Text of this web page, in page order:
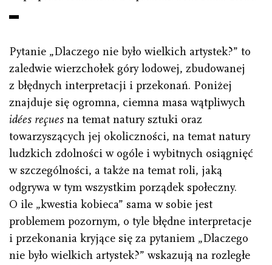
Pytanie „Dlaczego nie było wielkich artystek?” to
zaledwie wierzchołek góry lodowej, zbudowanej
z błędnych interpretacji i przekonań. Poniżej
znajduje się ogromna, ciemna masa wątpliwych
idées reçues na temat natury sztuki oraz
towarzyszących jej okoliczności, na temat natury
ludzkich zdolności w ogóle i wybitnych osiągnięć
w szczególności, a także na temat roli, jaką
odgrywa w tym wszystkim porządek społeczny.
O ile „kwestia kobieca” sama w sobie jest
problemem pozornym, o tyle błędne interpretacje
i przekonania kryjące się za pytaniem „Dlaczego
nie było wielkich artystek?” wskazują na rozległe